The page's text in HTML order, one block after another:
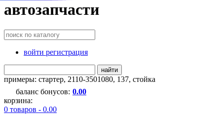
автозапчасти
войти регистрация
найти
примеры: стартер, 2110-3501080, 137, стойка
баланс бонусов: 0.00
корзина:
0 товаров - 0.00